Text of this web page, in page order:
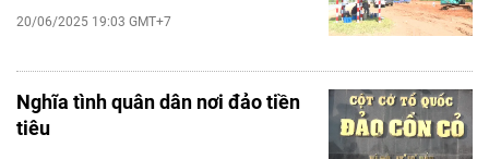
20/06/2025 19:03 GMT+7
Nghĩa tình quân dân nơi đảo tiền
tiêu